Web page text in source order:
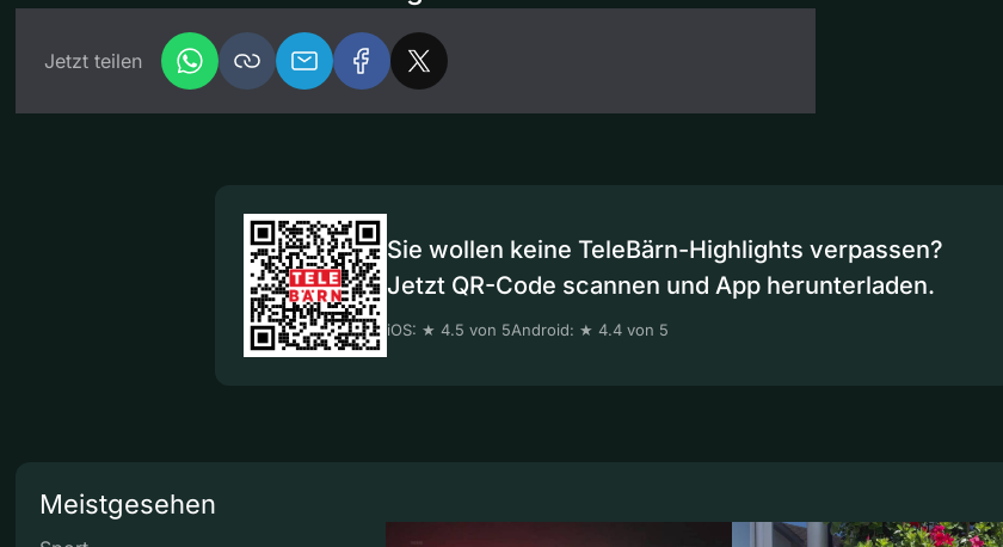
Jetzt teilen
Sie wollen keine TeleBärn-Highlights verpassen?
Jetzt QR-Code scannen und App herunterladen.
iOS: ★ 4.5 von 5Android: ★ 4.4 von 5
Meistgesehen